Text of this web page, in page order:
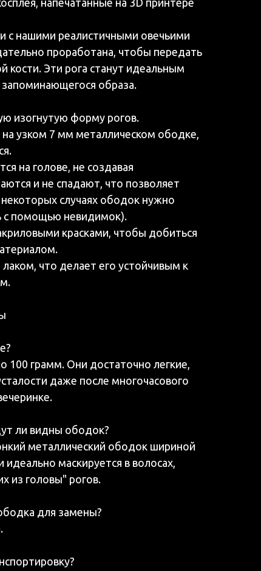
напечатанные на 3D принтере
с нашими реалистичными овечьими
проработана, чтобы передать
кости. Эти рога станут идеальным
запоминающегося образа.
изогнутую форму рогов.
узком 7 мм металлическом ободке,
на голове, не создавая
и не спадают, что позволяет
случаях ободок нужно
с помощью невидимок).
красками, чтобы добиться
что делает его устойчивым к
100 грамм. Они достаточно легкие,
даже после многочасового
ли видны ободок?
металлический ободок шириной
идеально маскируется в волосах,
из головы" рогов.
для замены?